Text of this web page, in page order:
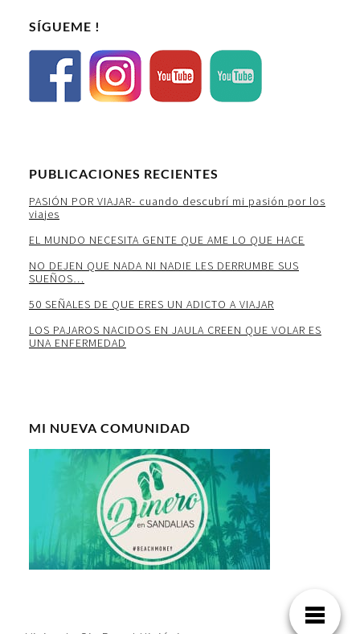
SÍGUEME !
PUBLICACIONES RECIENTES
PASIÓN POR VIAJAR- cuando descubrí mi pasión por los
viajes
EL MUNDO NECESITA GENTE QUE AME LO QUE HACE
NO DEJEN QUE NADA NI NADIE LES DERRUMBE SUS
SUEÑOS…
50 SEÑALES DE QUE ERES UN ADICTO A VIAJAR
LOS PAJAROS NACIDOS EN JAULA CREEN QUE VOLAR ES
UNA ENFERMEDAD
MI NUEVA COMUNIDAD